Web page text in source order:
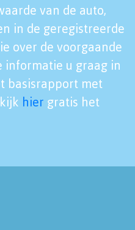
van de auto,
in de geregistreerde
over de voorgaande
informatie u graag in
basisrapport met
hier gratis het